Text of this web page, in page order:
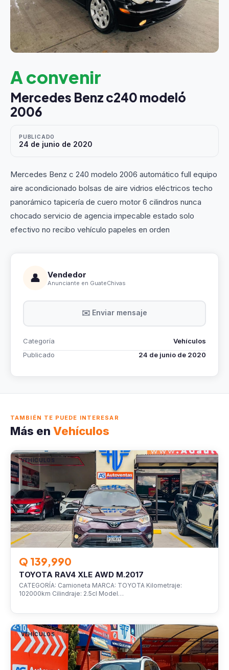
A convenir
Mercedes Benz c240 modeló
2006
PUBLICADO
24 de junio de 2020
Mercedes Benz c 240 modelo 2006 automático full equipo
aire acondicionado bolsas de aire vidrios eléctricos techo
panorámico tapicería de cuero motor 6 cilindros nunca
chocado servicio de agencia impecable estado solo
efectivo no recibo vehículo papeles en orden
👤 Vendedor
Anunciante en GuateChivas
✉️ Enviar mensaje
Categoría
Vehículos
Publicado
24 de junio de 2020
TAMBIÉN TE PUEDE INTERESAR
Más en Vehículos
VEHÍCULOS
Q 139,990
TOYOTA RAV4 XLE AWD M.2017
CATEGORÍA: Camioneta MARCA: TOYOTA Kilometraje:
102000km Cilindraje: 2.5cl Model…
VEHÍCULOS